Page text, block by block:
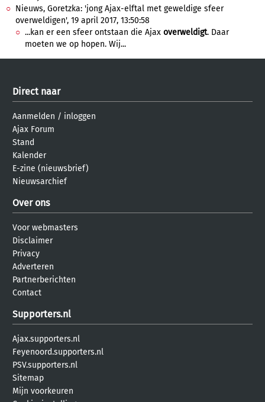
Nieuws, Goretzka: 'jong Ajax-elftal met geweldige sfeer
overweldigen', 19 april 2017, 13:50:58
...kan er een sfeer ontstaan die Ajax overweldigt. Daar
moeten we op hopen. Wij...
Direct naar
Aanmelden / inloggen
Ajax Forum
Stand
Kalender
E-zine (nieuwsbrief)
Nieuwsarchief
Over ons
Voor webmasters
Disclaimer
Privacy
Adverteren
Partnerberichten
Contact
Supporters.nl
Ajax.supporters.nl
Feyenoord.supporters.nl
PSV.supporters.nl
Sitemap
Mijn voorkeuren